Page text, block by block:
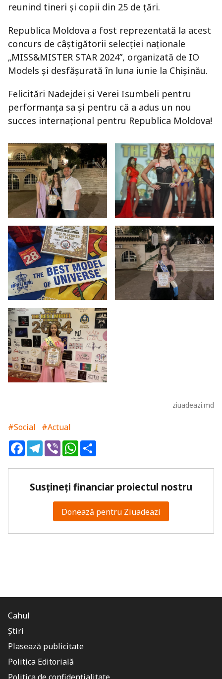
reunind tineri și copii din 25 de țări.
Republica Moldova a fost reprezentată la acest
concurs de câștigătorii selecției naționale
„MISS&MISTER STAR 2024”, organizată de IO
Models și desfășurată în luna iunie la Chișinău.
Felicitări Nadejdei și Verei Isumbeli pentru
performanța sa și pentru că a adus un nou
succes internațional pentru Republica Moldova!
ziuadeazi.md
#Social
#Actual
FacebookTelegram
ViberWhatsApp
Susțineți financiar proiectul nostru
Donează pentru Ziuadeazi
Cahul
Știri
Plasează publicitate
Politica Editorială